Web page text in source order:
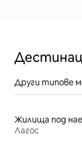
Други типове
Лагос